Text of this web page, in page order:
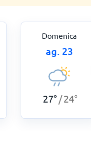
Domenica
ag. 23
27° /24°